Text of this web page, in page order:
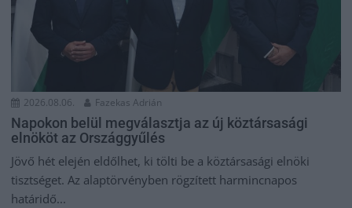
2026.08.06. Fazekas Adrián
Napokon belül megválasztja az új köztársasági
elnököt az Országgyűlés
Jövő hét elején eldőlhet, ki tölti be a köztársasági elnöki
tisztséget. Az alaptörvényben rögzített harmincnapos
határidő...